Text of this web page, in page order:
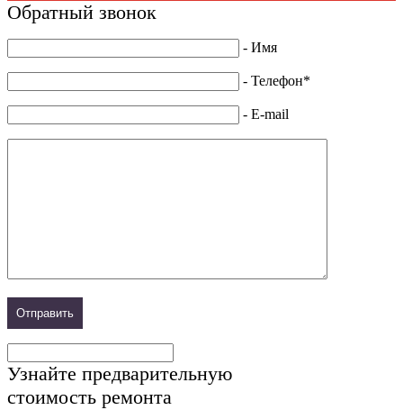
Обратный звонок
- Имя
- Телефон*
- E-mail
Узнайте предварительную
стоимость ремонта